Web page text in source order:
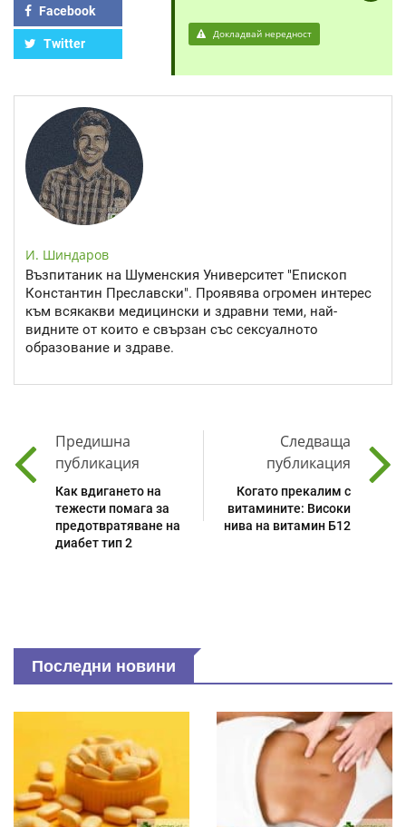
Facebook
Twitter
Докладвай нередност
И. Шиндаров
Възпитаник на Шуменския Университет "Епископ
Константин Преславски". Проявява огромен интерес
към всякакви медицински и здравни теми, най-
видните от които е свързан със сексуалното
образование и здраве.
Предишна
публикация
Как вдигането на
тежести помага за
предотвратяване на
диабет тип 2
Следваща
публикация
Когато прекалим с
витамините: Високи
нива на витамин Б12
Последни новини